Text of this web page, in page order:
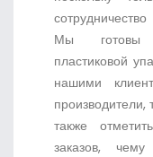
Мы готовы
пластиковой
нашими
также
заказов, чему